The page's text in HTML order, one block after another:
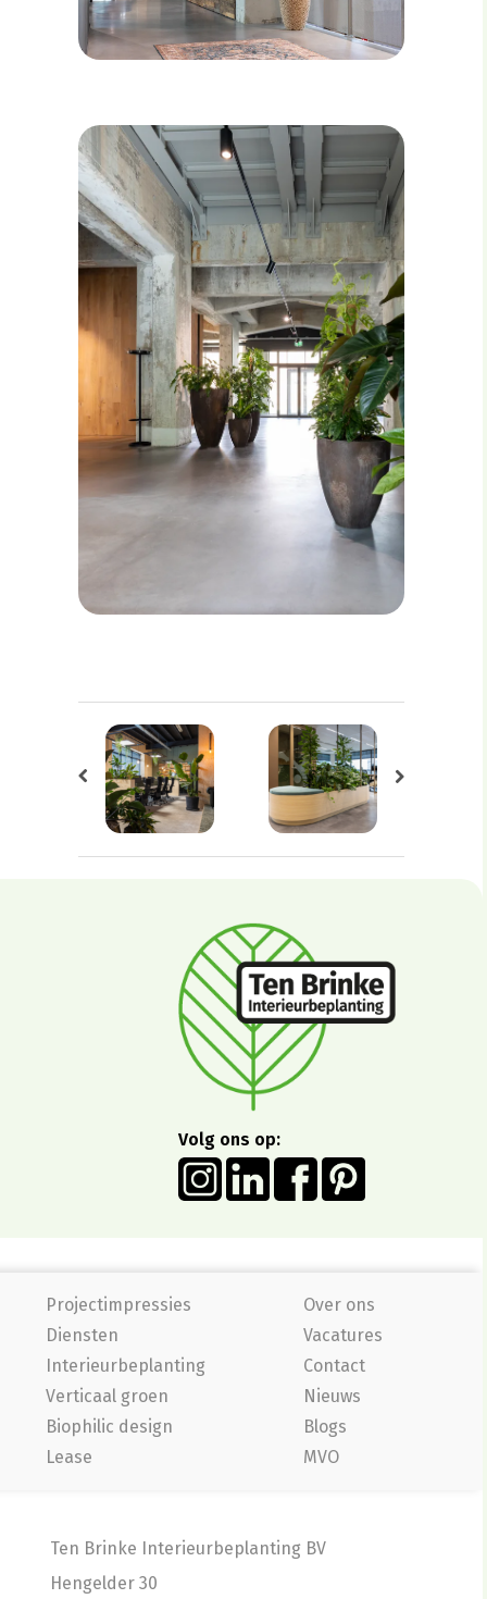
Volg ons op:
Projectimpressies
Diensten
Interieurbeplanting
Verticaal groen
Biophilic design
Lease
Over ons
Vacatures
Contact
Nieuws
Blogs
MVO
Ten Brinke Interieurbeplanting BV
Hengelder 30